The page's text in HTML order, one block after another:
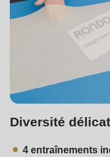
Diversité
4 entraînements